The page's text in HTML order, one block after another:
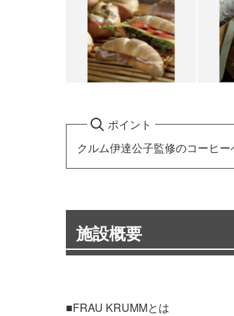
ポイント
クルム伊達公子監修のコーヒ
施設概要
■FRAU KRUMMとは